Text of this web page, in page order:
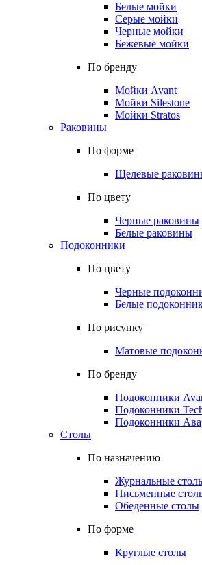
Белые мойки
Серые мойки
Черные мойки
Бежевые мойки
По бренду
Мойки Avant
Мойки Silestone
Мойки Stratos
Раковины
По форме
Щелевые
По цвету
Черные раковины
Белые раковины
Подоконники
По цвету
Черные
Белые
По рисунку
Матовые
По бренду
Подоконники
Подоконники
Подоконники
Столы
По назначению
Журнальные
Письменные
Обеденные столы
По форме
Круглые столы